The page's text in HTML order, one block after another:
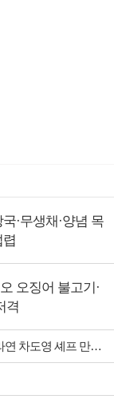
·무생채·양념 목
렵
오징어 불고기·
격
도영 셰프 만난다